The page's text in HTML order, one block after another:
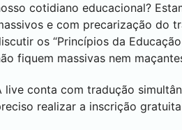
cotidiano educacional?
e com precarização do
os “Princípios da
fiquem massivas nem
live conta com tradução
realizar a inscrição